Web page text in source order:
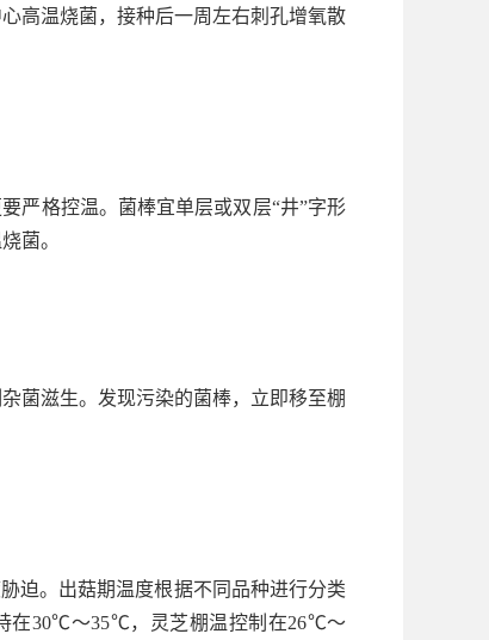
高温烧菌，接种后一周左右刺孔增氧散
严格控温。菌棒宜单层或双层“井”字形
菌。
菌滋生。发现污染的菌棒，立即移至棚
迫。出菇期温度根据不同品种进行分类
在30℃～35℃，灵芝棚温控制在26℃～